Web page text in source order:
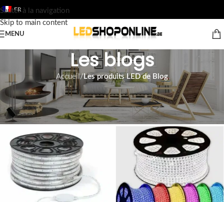
Sauter à la navigation
Skip to main content
FR
MENU
Les blogs
Accueil/Les produits LED de Blog
LES PRODUITS LED DE BLOG
Bandes LED sur 220v
Tom